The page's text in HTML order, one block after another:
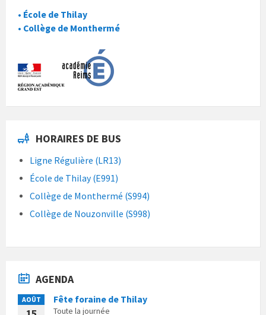
• École de Thilay
• Collège de Monthermé
HORAIRES DE BUS
Ligne Régulière (LR13)
École de Thilay (E991)
Collège de Monthermé (S994)
Collège de Nouzonville (S998)
AGENDA
AOÛT Fête foraine de Thilay
Toute la journée